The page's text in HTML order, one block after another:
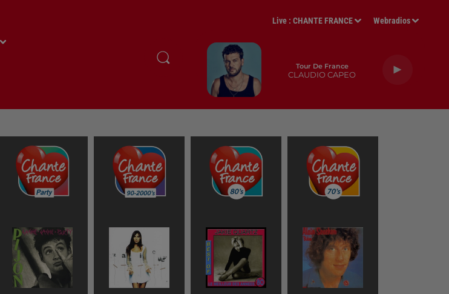
Live :CHANTE FRANCE Webradios
Tour De France
CLAUDIO CAPEO